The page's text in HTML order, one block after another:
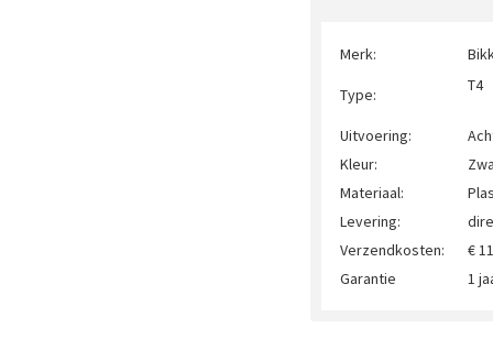
Merk:
Type: T4
Uitvoering:
Kleur:
Materiaal:
Levering:
Verzendkosten:
€
Garantie
1